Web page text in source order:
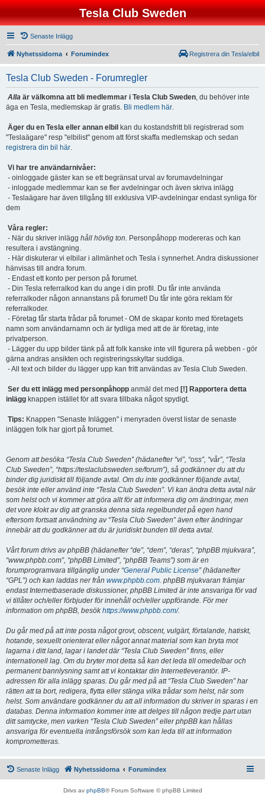
Tesla Club Sweden
Senaste Inlägg
Nyhetssidorna Forumindex Registrera din Tesla/elbil
Tesla Club Sweden - Forumregler
Alla är välkomna att bli medlemmar i Tesla Club Sweden, du behöver inte
äga en Tesla, medlemskap är gratis. Bli medlem här.
Äger du en Tesla eller annan elbil kan du kostandsfritt bli registrerad som
"Teslaägare" resp "elbilist" genom att först skaffa medlemskap och sedan
registrera din bil här.
Vi har tre användarnivåer:
- oinloggade gäster kan se ett begränsat urval av forumavdelningar
- inloggade medlemmar kan se fler avdelningar och även skriva inlägg
- Teslaägare har även tillgång till exklusiva VIP-avdelningar endast synliga för
dem
Våra regler:
- När du skriver inlägg håll hövlig ton. Personpåhopp modereras och kan
resultera i avstängning.
- Här diskuterar vi elbilar i allmänhet och Tesla i synnerhet. Andra diskussioner
hänvisas till andra forum.
- Endast ett konto per person på forumet.
- Din Tesla referralkod kan du ange i din profil. Du får inte använda
referralkoder någon annanstans på forumet! Du får inte göra reklam för
referralkoder.
- Företag får starta trådar på forumet - OM de skapar konto med företagets
namn som användarnamn och är tydliga med att de är företag, inte
privatperson.
- Lägger du upp bilder tänk på att folk kanske inte vill figurera på webben - gör
gärna andras ansikten och registreringsskyltar suddiga.
- All text och bilder du lägger upp kan fritt användas av Tesla Club Sweden.
Ser du ett inlägg med personpåhopp anmäl det med [!] Rapportera detta
inlägg knappen istället för att svara tillbaka något spydigt.
Tips: Knappen "Senaste Inläggen" i menyraden överst listar de senaste
inläggen folk har gjort på forumet.
Genom att besöka “Tesla Club Sweden” (hädanefter “vi”, “oss”, “vår”, “Tesla
Club Sweden”, “https://teslaclubsweden.se/forum”), så godkänner du att du
binder dig juridiskt till följande avtal. Om du inte godkänner följande avtal,
besök inte eller använd inte “Tesla Club Sweden”. Vi kan ändra detta avtal när
som helst och vi kommer att göra allt för att informera dig om ändringar, men
det vore klokt av dig att granska denna sida regelbundet på egen hand
eftersom fortsatt användning av “Tesla Club Sweden” även efter ändringar
innebär att du godkänner att du är juridiskt bunden till detta avtal.
Vårt forum drivs av phpBB (hädanefter “de”, “dem”, “deras”, “phpBB mjukvara”,
“www.phpbb.com”, “phpBB Limited”, “phpBB Teams”) som är en
forumprogramvara tillgänglig under “General Public License” (hädanefter
“GPL”) och kan laddas ner från www.phpbb.com. phpBB mjukvaran främjar
endast Internetbaserade diskussioner, phpBB Limited är inte ansvariga för vad
vi tillåter och/eller förbjuder för innehåll och/eller uppförande. För mer
information om phpBB, besökhttps://www.phpbb.com/.
Du går med på att inte posta något grovt, obscent, vulgärt, förtalande, hatiskt,
hotande, sexuellt orienterat eller något annat material som kan bryta mot
lagarna i ditt land, lagar i landet där “Tesla Club Sweden” finns, eller
internationell lag. Om du bryter mot detta så kan det leda till omedelbar och
permanent bannlysning samt att vi kontaktar din Internetleverantör. IP-
adressen för alla inlägg sparas. Du går med på att “Tesla Club Sweden” har
rätten att ta bort, redigera, flytta eller stänga vilka trådar som helst, när som
helst. Som användare godkänner du att all information du skriver in sparas i en
databas. Denna information kommer inte att delges till någon tredje part utan
ditt samtycke, men varken “Tesla Club Sweden” eller phpBB kan hållas
ansvariga för eventuella intrångsförsök som kan leda till att information
komprometteras.
Senaste Inlägg Nyhetssidorna Forumindex
Drivs av phpBB® Forum Software © phpBB Limited